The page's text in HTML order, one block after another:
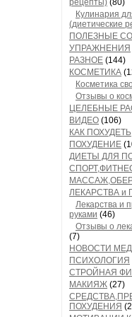
рецепты) (80)
Кулинария
(диетические
ПОЛЕЗНЫЕ
УПРАЖНЕНИЯ
РАЗНОЕ (144)
КОСМЕТИКА
Косметика
Отзывы о
ЦЕЛЕБНЫЕ
ВИДЕО (106)
КАК ПОХУДЕТЬ
ПОХУДЕНИЕ
ДИЕТЫ ДЛЯ
ЛЕКАРСТВА и
Лекарства и
руками (46)
Отзывы о
(7)
НОВОСТИ
ПСИХОЛОГИЯ
СТРОЙНАЯ
МАКИЯЖ (27)
ПОХУДЕНИЯ